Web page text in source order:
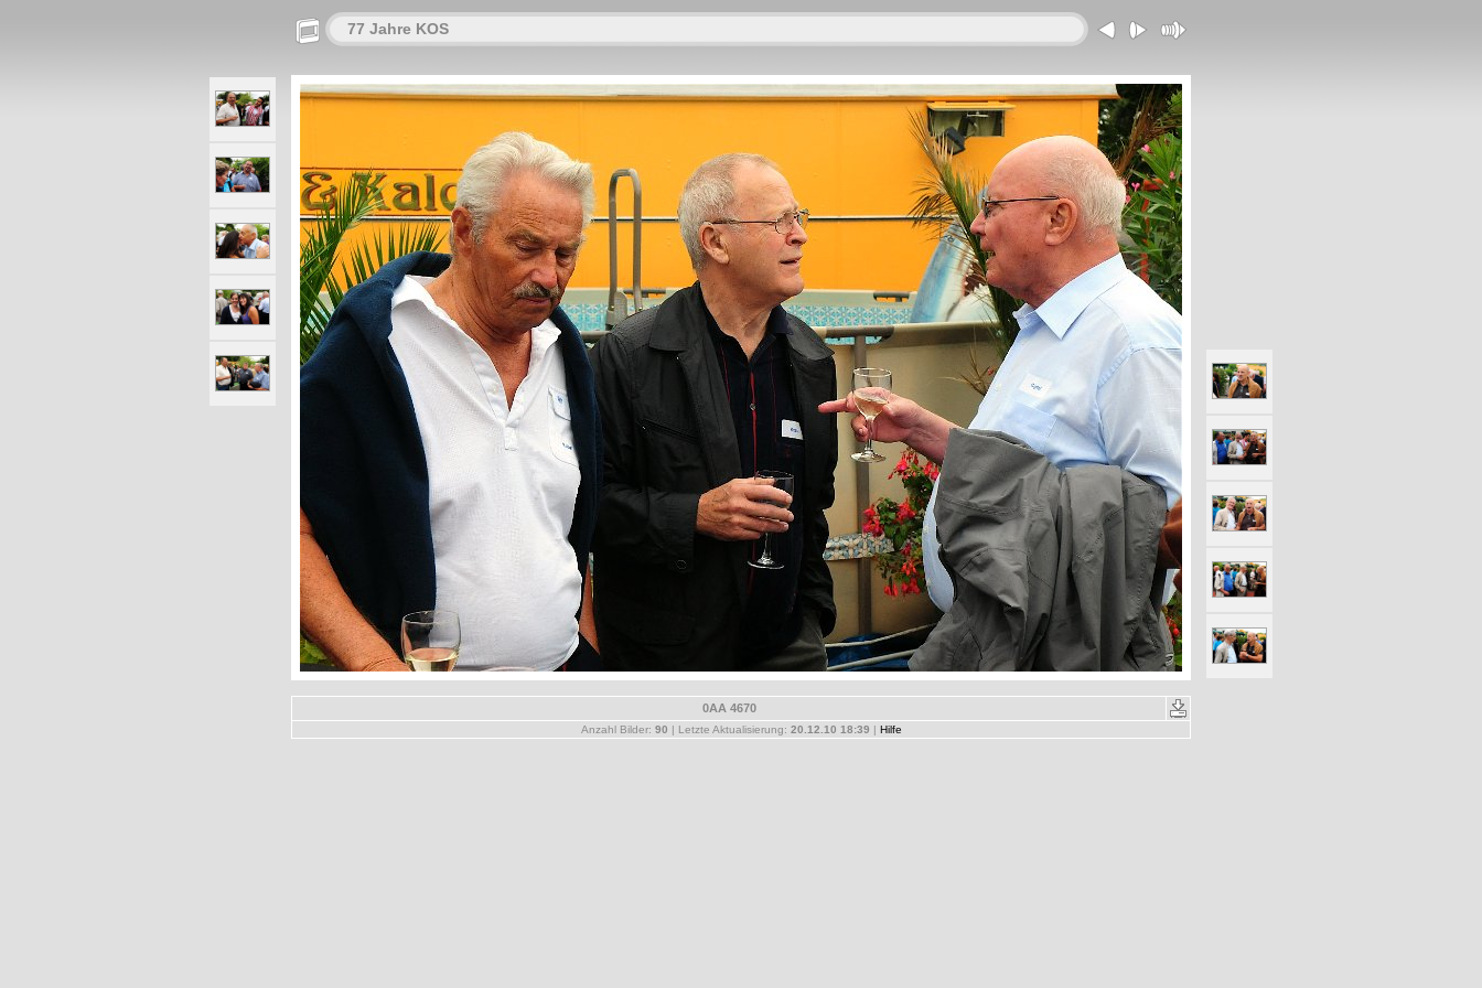
77 Jahre KOS
0AA 4670
Anzahl Bilder: 90 | Letzte Aktualisierung: 20.12.10 18:39 | Hilfe